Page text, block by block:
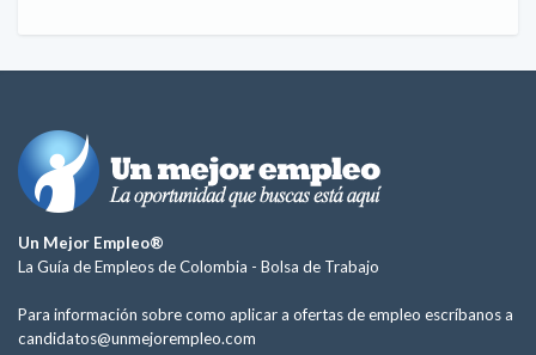
Un Mejor Empleo®
La Guía de Empleos de Colombia - Bolsa de Trabajo
Para información sobre como aplicar a ofertas de empleo escríbanos a
candidatos@unmejorempleo.com